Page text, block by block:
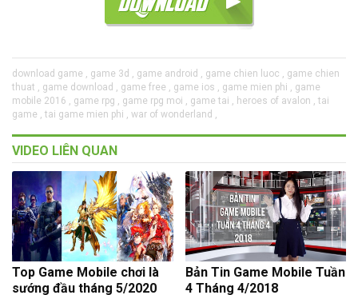
download game , game 3d , game android , game chien luoc , game chien
thuat , game download , game free , game ios , game mien phi , game
mobile 2016 , game rpg , game rpg moi , game tai , heroes of avalon , tai
game , tai game mien phi , war of wonderland ,
VIDEO LIÊN QUAN
Top Game Mobile chơi là
sướng đầu tháng 5/2020
Bản Tin Game Mobile Tuần
4 Tháng 4/2018